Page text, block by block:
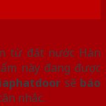
từ đất nước Hàn
này đang được
sẽ báo
nhắc.